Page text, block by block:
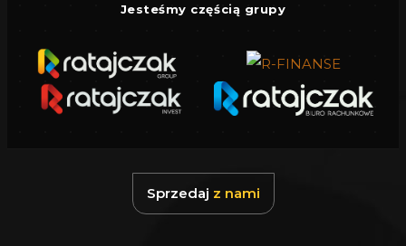
Jesteśmy częścią grupy
Sprzedaj z nami